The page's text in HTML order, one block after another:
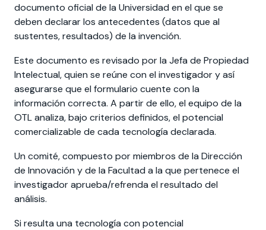
documento oficial de la Universidad en el que se
deben declarar los antecedentes (datos que al
sustentes, resultados) de la invención.
Este documento es revisado por la Jefa de Propiedad
Intelectual, quien se reúne con el investigador y así
asegurarse que el formulario cuente con la
información correcta. A partir de ello, el equipo de la
OTL analiza, bajo criterios definidos, el potencial
comercializable de cada tecnología declarada.
Un comité, compuesto por miembros de la Dirección
de Innovación y de la Facultad a la que pertenece el
investigador aprueba/refrenda el resultado del
análisis.
Si resulta una tecnología con potencial